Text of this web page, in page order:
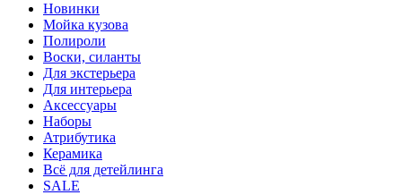
Новинки
Мойка кузова
Полироли
Воски, силанты
Для экстерьера
Для интерьера
Аксессуары
Наборы
Атрибутика
Керамика
Всё для детейлинга
SALE